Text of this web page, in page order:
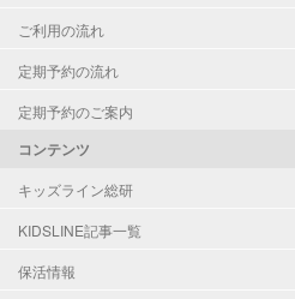
ご利用の流れ
定期予約の流れ
定期予約のご案内
コンテンツ
キッズライン総研
KIDSLINE記事一覧
保活情報